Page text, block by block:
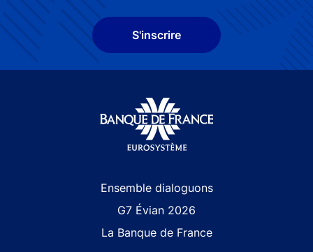
S'inscrire
Ensemble dialoguons
G7 Évian 2026
La Banque de France